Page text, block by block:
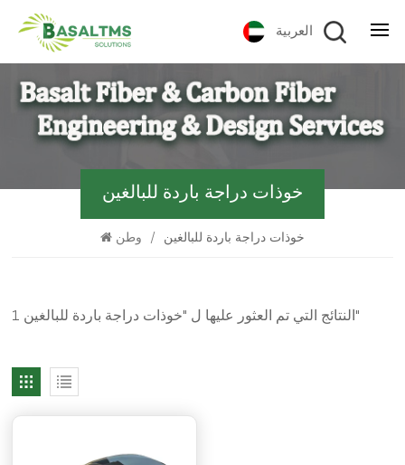
العربية
خوذات دراجة باردة للبالغين
/ خوذات دراجة باردة للبالغين
1 النتائج التي تم العثور عليها ل "خوذات دراجة باردة للبالغين"